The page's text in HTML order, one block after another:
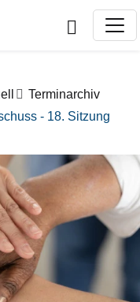
Terminarchiv
- 18. Sitzung